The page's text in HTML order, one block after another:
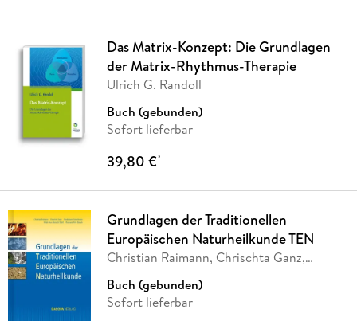
Das Matrix-Konzept: Die Grundlagen
der Matrix-Rhythmus-Therapie
Ulrich G. Randoll
Buch (gebunden)
Sofort lieferbar
39,80 €*
Grundlagen der Traditionellen
Europäischen Naturheilkunde TEN
Christian Raimann, Chrischta Ganz,
Buch (gebunden)
Sofort lieferbar